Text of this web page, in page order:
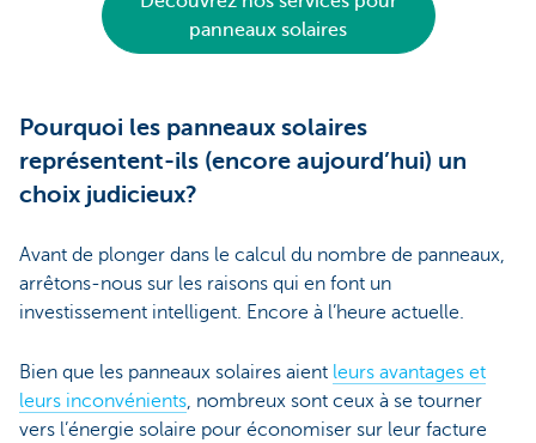
panneaux solaires
Pourquoi les panneaux solaires
représentent-ils (encore aujourd’hui) un
choix judicieux?
Avant de plonger dans le calcul du nombre de panneaux,
arrêtons-nous sur les raisons qui en font un
investissement intelligent. Encore à l’heure actuelle.
Bien que les panneaux solaires aient leurs avantages et
leurs inconvénients, nombreux sont ceux à se tourner
vers l’énergie solaire pour économiser sur leur facture